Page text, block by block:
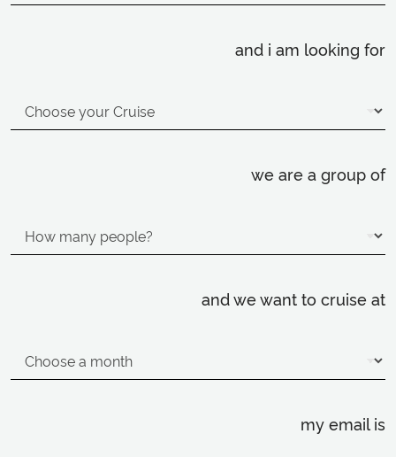
and i am looking for
we are a group of
and we want to cruise at
my email is